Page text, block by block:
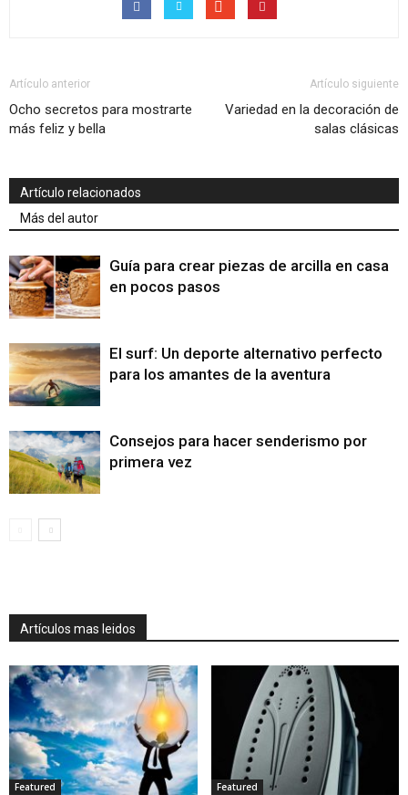
Artículo anterior
Ocho secretos para mostrarte
más feliz y bella
Artículo siguiente
Variedad en la decoración de
salas clásicas
Artículo relacionados
Más del autor
Guía para crear piezas de arcilla en casa
en pocos pasos
El surf: Un deporte alternativo perfecto
para los amantes de la aventura
Consejos para hacer senderismo por
primera vez
Artículos mas leidos
Featured Featured